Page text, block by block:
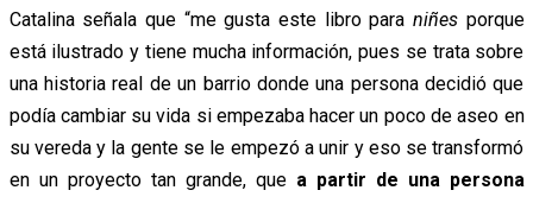
Catalina señala que “me gusta este libro para niñesporque
está ilustrado y tiene mucha información, pues se trata sobre
una historia real de un barrio donde una persona decidió que
podía cambiar su vida si empezaba hacer un poco de aseo en
su vereda y la gente se le empezó a unir y eso se transformó
en un proyecto tan grande, que a partir de una persona